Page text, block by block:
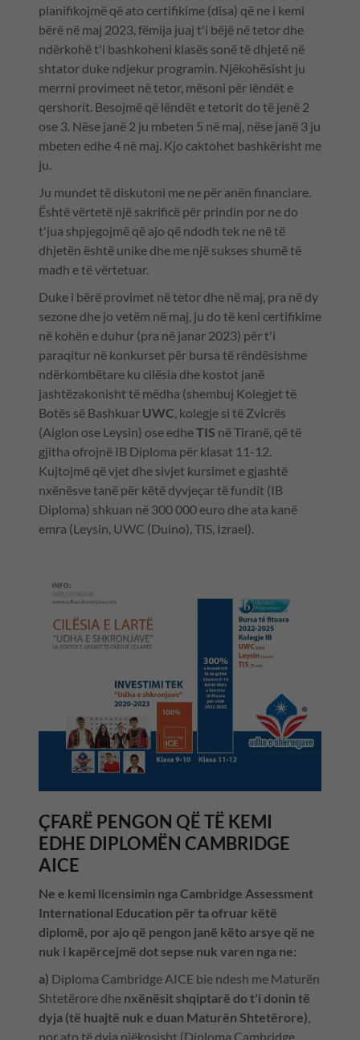
planifikojmë që ato certifikime (disa) që ne i kemi
bërë në maj 2023, fëmija juaj t'i bëjë në tetor dhe
ndërkohë t'i bashkoheni klasës sonë të dhjetë në
shtator duke ndjekur programin. Njëkohësisht ju
merrni provimeet në tetor, mësoni për lëndët e
qershorit. Besojmë që lëndët e tetorit do të jenë 2
ose 3. Nëse janë 2 ju mbeten 5 në maj, nëse janë 3 ju
mbeten edhe 4 në maj. Kjo caktohet bashkërisht me
ju.
Ju mundet të diskutoni me ne për anën financiare.
Është vërtetë një sakrificë për prindin por ne do
t'jua shpjegojmë që ajo që ndodh tek ne në të
dhjetën është unike dhe me një sukses shumë të
madh e të vërtetuar.
Duke i bërë provimet në tetor dhe në maj, pra në dy
sezone dhe jo vetëm në maj, ju do të keni certifikime
në kohën e duhur (pra në janar 2023) për t'i
paraqitur në konkurset për bursa të rëndësishme
ndërkombëtare ku cilësia dhe kostot janë
jashtëzakonisht të mëdha (shembuj Kolegjet të
Botës së Bashkuar UWC, kolegje si të Zvicrës
(Aiglon ose Leysin) ose edheTIS në Tiranë, që të
gjitha ofrojnë IB Diploma për klasat 11-12.
Kujtojmë që vjet dhe sivjet kursimet e gjashtë
nxënësve tanë për këtë dyvjeçar të fundit (IB
Diploma) shkuan në 300 000 euro dhe ata kanë
emra (Leysin, UWC (Duino), TIS, Izrael).
ÇFARË PENGON QË TË KEMI
EDHE DIPLOMËN CAMBRIDGE
AICE
Ne e kemi licensimin nga Cambridge Assessment
International Education për ta ofruar këtë
diplomë, por ajo që pengon janë këto arsye që ne
nuk i kapërcejmë dot sepse nuk varen nga ne:
a) Diploma Cambridge AICE bie ndesh me Maturën
Shtetërore dhe nxënësit shqiptarë do t'i donin të
dyja (të huajtë nuk e duan Maturën Shtetërore),
por ato të dyja njëkosisht (Diploma Cambridge